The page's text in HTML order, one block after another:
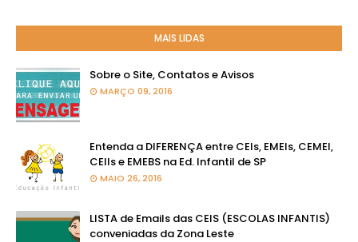
MAIS LIDAS
Sobre o Site, Contatos e Avisos
MARÇO 09, 2016
Entenda a DIFERENÇA entre CEIs, EMEIs, CEMEI,
CEIIs e EMEBS na Ed. Infantil de SP
MAIO 26, 2016
LISTA de Emails das CEIS (ESCOLAS INFANTIS)
conveniadas da Zona Leste